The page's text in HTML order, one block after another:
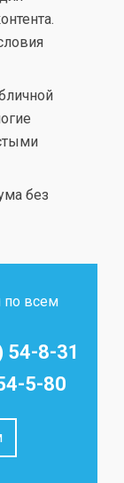
без
по всем
54-8-31
5-80